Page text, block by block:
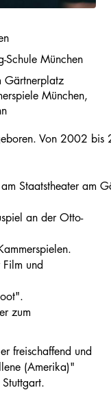
Schule München
Gärtnerplatz
München,
Von 2002 bis
Staatstheater am
an der Otto-
und
zum
freischaffend und
(Amerika)"